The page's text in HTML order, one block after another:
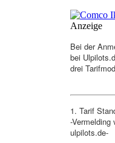
Anzeige
Bei der
bei
drei
1. Tarif
-Vermelding
ulpilots.de-